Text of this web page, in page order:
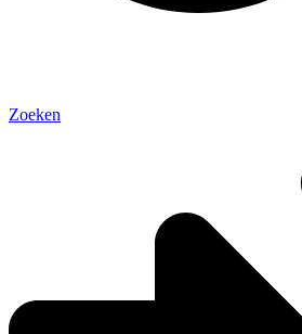
Zoeken